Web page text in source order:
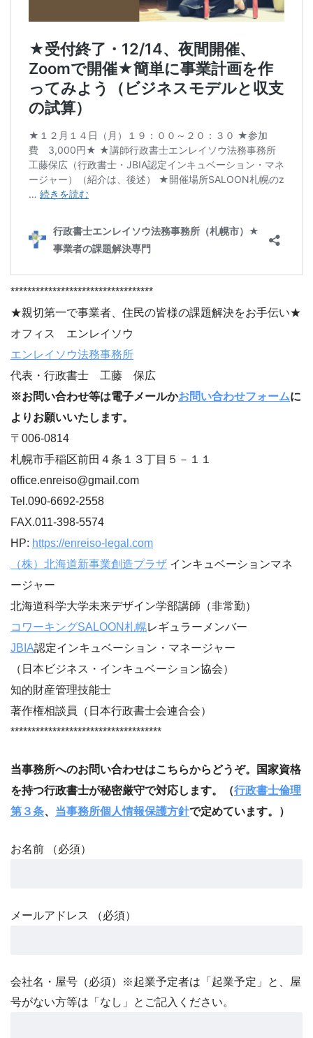
**********************************
★親切第一で事業者、住民の皆様の課題解決をお手伝い★
オフィス エンレイソウ
エンレイソウ法務事務所
代表・行政書士 工藤 保広
※お問い合わせ等は電子メールかお問い合わせフォームに
よりお願いいたします。
〒006-0814
札幌市手稲区前田４条１３丁目５－１１
office.enreiso@gmail.com
Tel.090-6692-2558
FAX.011-398-5574
HP: https://enreiso-legal.com
（株）北海道新事業創造プラザ インキュベーションマネ
ージャー
北海道科学大学未来デザイン学部講師（非常勤）
コワーキングSALOON札幌レギュラーメンバー
JBIA認定インキュベーション・マネージャー
（日本ビジネス・インキュベーション協会）
知的財産管理技能士
著作権相談員（日本行政書士会連合会）
************************************
当事務所へのお問い合わせはこちらからどうぞ。国家資格
を持つ行政書士が秘密厳守で対応します。（行政書士倫理
第３条、 当事務所個人情報保護方針で定めています。）
お名前 （必須）
メールアドレス （必須）
会社名・屋号（必須）※起業予定者は「起業予定」と、屋
号がない方等は「なし」とご記入ください。